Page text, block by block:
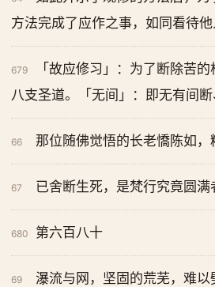
方法完成了应作之事，如同看待他
679
「故应修习」：为了断除苦
八支圣道。「无间」：即无有间断
66 那位随佛觉悟的长老憍陈如，
67 已舍断生死，是梵行究竟圆满
680 第六百八十
69 瀑流与网，坚固的荒芜，难以